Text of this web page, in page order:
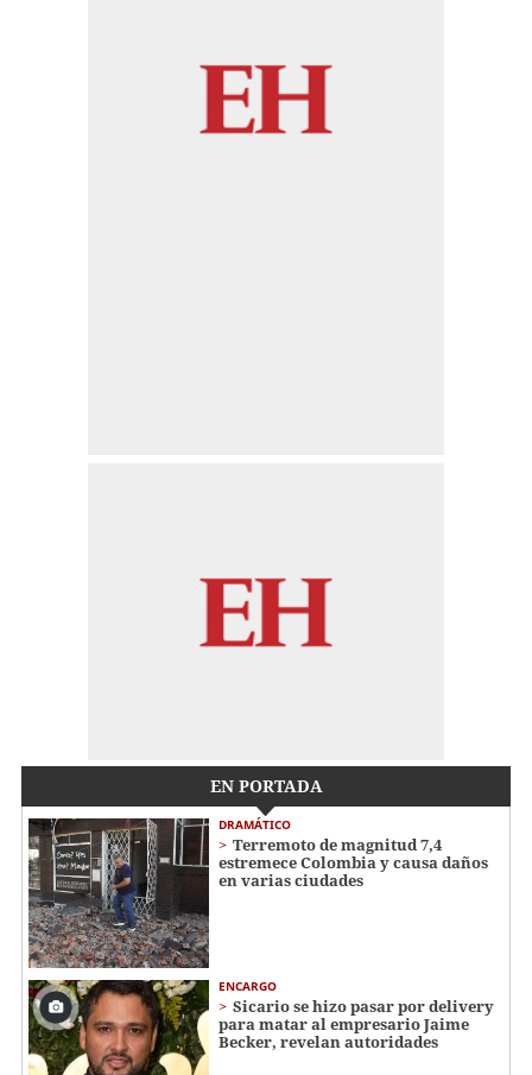
EN PORTADA
DRAMÁTICO
Terremoto de magnitud 7,4
estremece Colombia y causa daños
en varias ciudades
ENCARGO
Sicario se hizo pasar por delivery
para matar al empresario Jaime
Becker, revelan autoridades